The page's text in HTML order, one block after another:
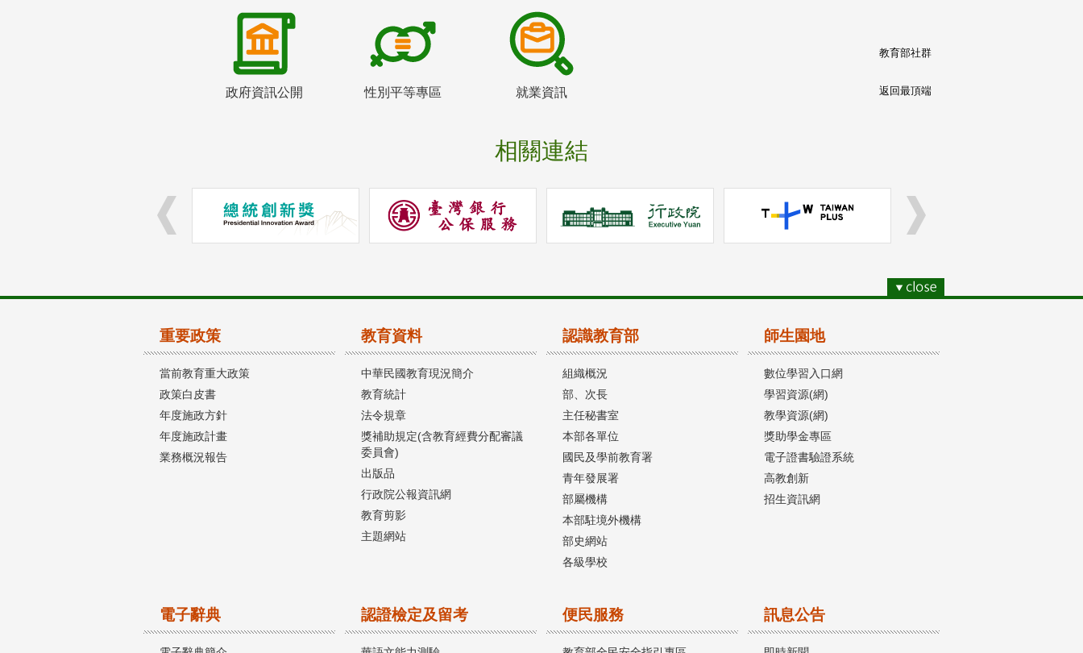
政府資訊公開 性別平等專區 就業資訊
相關連結
教育部社群
返回最頂端
重要政策
當前教育重大政策
政策白皮書
年度施政方針
年度施政計畫
業務概況報告
教育資料
中華民國教育現況簡介
教育統計
法令規章
獎補助規定(含教育經費分配審議
委員會)
出版品
行政院公報資訊網
教育剪影
主題網站
認識教育部
組織概況
部、次長
主任秘書室
本部各單位
國民及學前教育署
青年發展署
部屬機構
本部駐境外機構
部史網站
各級學校
師生園地
數位學習入口網
學習資源(網)
教學資源(網)
獎助學金專區
電子證書驗證系統
高教創新
招生資訊網
電子辭典 認證檢定及留考 便民服務 訊息公告